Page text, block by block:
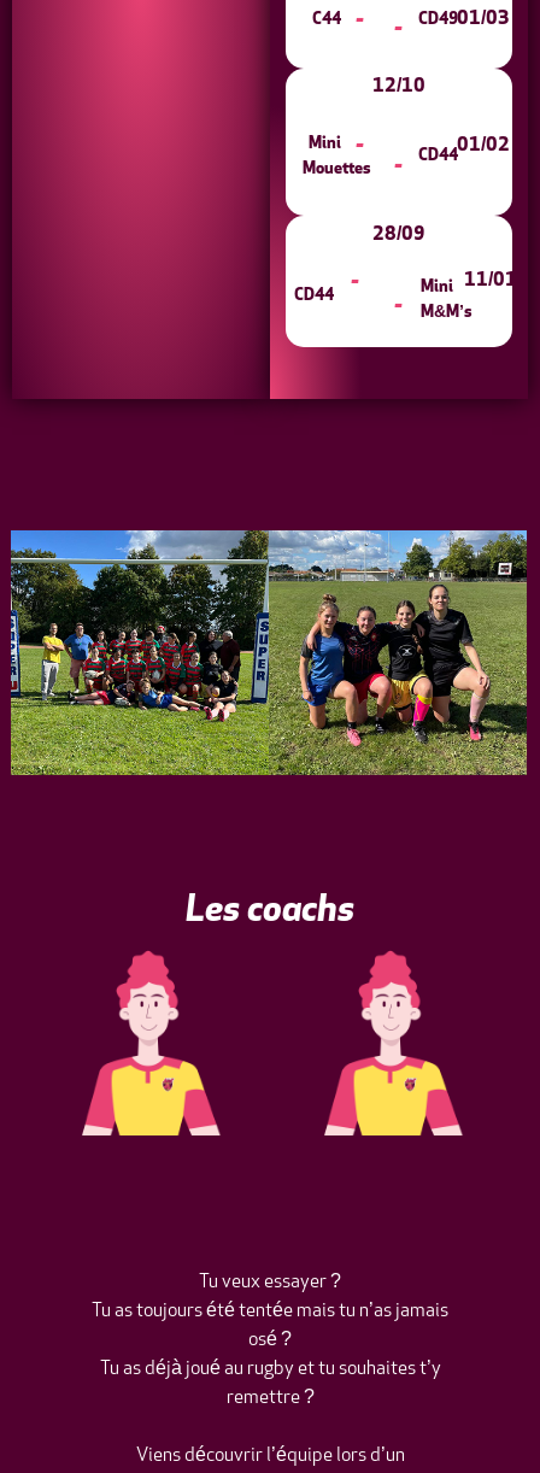
C44 - - CD4901/03
12/10
Mini
Mouettes
-
-
CD44
01/02
28/09
CD44
-
-
Mini
M&M’s
11/01
Les coachs
Coline Méténier
Coach
Lucas Chaubier
Coach
Tu veux essayer ?
Tu as toujours été tentée mais tu n’as jamais
osé ?
Tu as déjà joué au rugby et tu souhaites t’y
remettre ?
Viens découvrir l’équipe lors d’un